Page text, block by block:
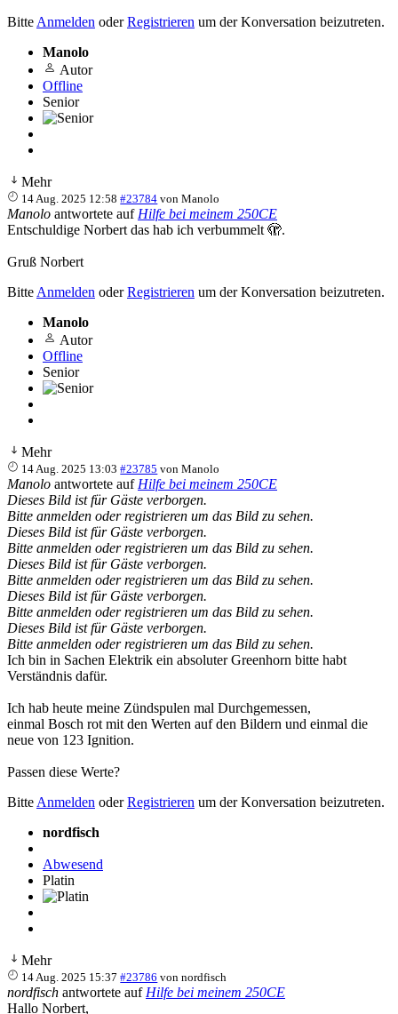
Bitte Anmelden oderRegistrieren um der Konversation beizutreten.
Manolo
Autor
Offline
Senior
Mehr
14 Aug. 2025 12:58 #23784 vonManolo
Manolo antwortete auf Hilfe bei meinem 250CE
Entschuldige Norbert das hab ich verbummelt 🫣.
Gruß Norbert
Bitte Anmelden oderRegistrieren um der Konversation beizutreten.
Manolo
Autor
Offline
Senior
Mehr
14 Aug. 2025 13:03 #23785 vonManolo
Manolo antwortete auf Hilfe bei meinem 250CE
Dieses Bild ist für Gäste verborgen.
Bitte anmelden oder registrieren um das Bild zu sehen.
Dieses Bild ist für Gäste verborgen.
Bitte anmelden oder registrieren um das Bild zu sehen.
Dieses Bild ist für Gäste verborgen.
Bitte anmelden oder registrieren um das Bild zu sehen.
Dieses Bild ist für Gäste verborgen.
Bitte anmelden oder registrieren um das Bild zu sehen.
Dieses Bild ist für Gäste verborgen.
Bitte anmelden oder registrieren um das Bild zu sehen.
Ich bin in Sachen Elektrik ein absoluter Greenhorn bitte habt
Verständnis dafür.
Ich hab heute meine Zündspulen mal Durchgemessen,
einmal Bosch rot mit den Werten auf den Bildern und einmal die
neue von 123 Ignition.
Passen diese Werte?
Bitte Anmelden oderRegistrieren um der Konversation beizutreten.
nordfisch
Abwesend
Platin
Mehr
14 Aug. 2025 15:37 #23786 vonnordfisch
nordfisch antwortete auf Hilfe bei meinem 250CE
Hallo Norbert,